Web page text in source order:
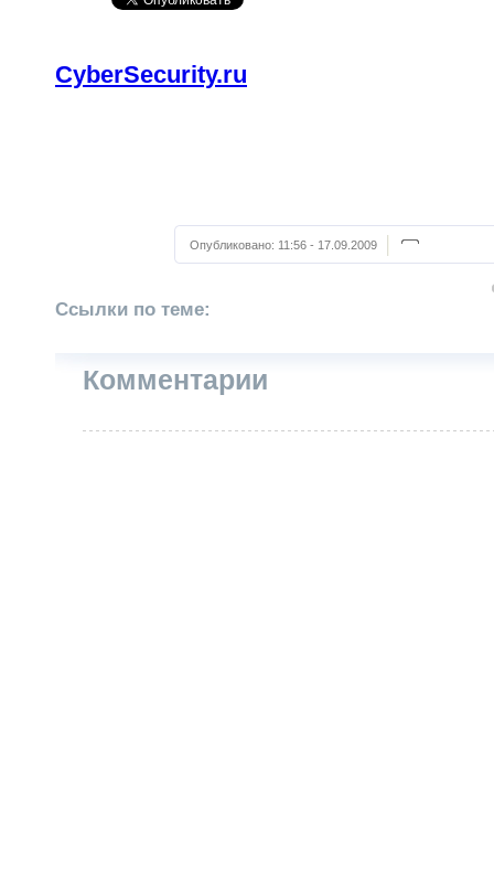
CyberSecurity.ru
Опубликовано: 11:56 - 17.09.2009
Ссылки по теме:
Комментарии